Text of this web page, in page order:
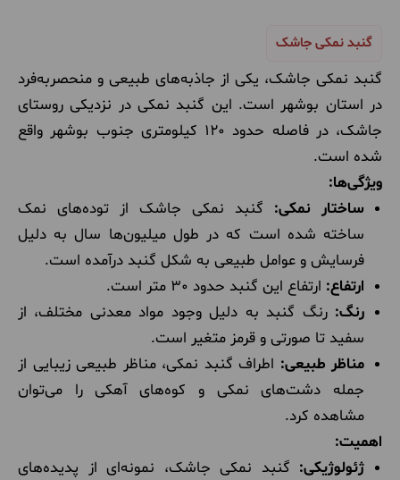
گنبد نمکی جاشک
گنبد نمکی جاشک، یکی از جاذبه‌های طبیعی و منحصربه‌فرد
در استان بوشهر است. این گنبد نمکی در نزدیکی روستای
جاشک، در فاصله حدود 120 کیلومتری جنوب بوشهر واقع
شده است.
ویژگی‌ها:
ساختار نمکی: گنبد نمکی جاشک از توده‌های نمک
ساخته شده است که در طول میلیون‌ها سال به دلیل
فرسایش و عوامل طبیعی به شکل گنبد درآمده است.
ارتفاع: ارتفاع این گنبد حدود 30 متر است.
رنگ: رنگ گنبد به دلیل وجود مواد معدنی مختلف، از
سفید تا صورتی و قرمز متغیر است.
مناظر طبیعی: اطراف گنبد نمکی، مناظر طبیعی زیبایی از
جمله دشت‌های نمکی و کوه‌های آهکی را می‌توان
مشاهده کرد.
اهمیت:
ژئولوژیکی: گنبد نمکی جاشک، نمونه‌ای از پدیده‌های